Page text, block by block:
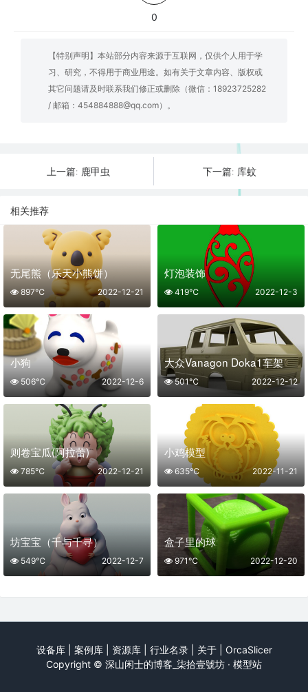
0
【特别声明】本站部分内容来源于互联网，仅供个人用于学
习、研究，不得用于商业用途。如有关于文章内容、版权或
其它问题请及时联系我们修正或删除（微信：18923725282
/ 邮箱：454884888@qq.com）。
上一篇: 鹿甲虫 下一篇: 库蚊
相关推荐
无尾熊（乐天小熊饼）
2022-12-21
897℃
灯泡装饰
2022-12-3
419℃
小狗
2022-12-6
506℃
大众Vanagon Doka1车架
2022-12-12
501℃
则卷宝瓜(阿拉蕾)
2022-12-21
785℃
小鸡模型
2022-11-21
635℃
坊宝宝（千与千寻）
2022-12-7
549℃
盒子里的球
2022-12-20
971℃
设备库| 案例库| 资源库| 行业名录| 关于| OrcaSlicer
Copyright © 深山闲士的博客_柒拾壹號坊 · 模型站